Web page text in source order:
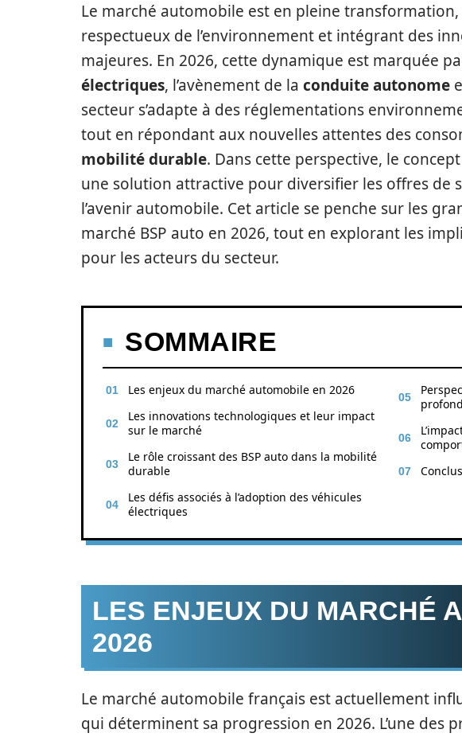
Le marché automobile est en pleine
respectueux de l’environnement et intégrant des
majeures. En 2026, cette dynamique est marquée
électriques, l’avènement de la conduite autonome
secteur s’adapte à des réglementations
tout en répondant aux nouvelles attentes des
mobilité durable. Dans cette perspective, le
une solution attractive pour diversifier les offres de
l’avenir automobile. Cet article se penche sur les
marché BSP auto en 2026, tout en explorant les
pour les acteurs du secteur.
SOMMAIRE
Les enjeux du marché automobile en 2026
Les innovations technologiques et leur impact
sur le marché
Le rôle croissant des BSP auto dans la mobilité
durable
Les défis associés à l’adoption des véhicules
électriques
LES ENJEUX DU MARCHÉ
2026
Le marché automobile français est actuellement
qui déterminent sa progression en 2026. L’une des